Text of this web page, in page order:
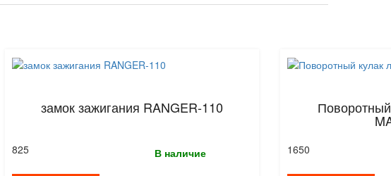
замок зажигания RANGER-110
В наличие
825 1650